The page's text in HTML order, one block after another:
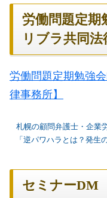
労働問題定期
リブラ共同法
労働問題定期勉強
律事務所】
札幌の顧問弁護士・企業
「逆パワハラとは？発生
セミナーDM